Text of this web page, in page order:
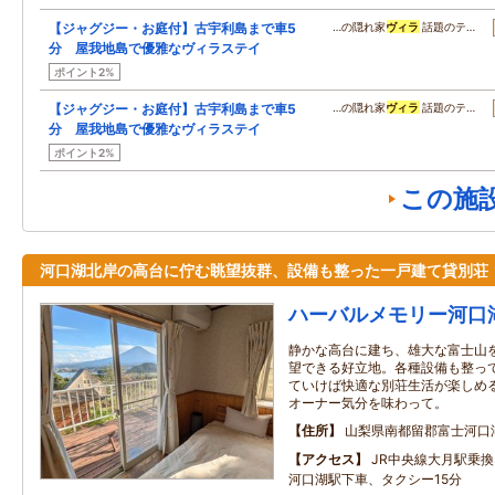
【ジャグジー・お庭付】古宇利島まで車5
分 屋我地島で優雅なヴィラステイ
ポイント2%
…の隠れ家ヴィラ 話題のテ…
【ジャグジー・お庭付】古宇利島まで車5
分 屋我地島で優雅なヴィラステイ
ポイント2%
…の隠れ家ヴィラ 話題のテ…
この施
河口湖北岸の高台に佇む眺望抜群、設備も整った一戸建て貸別荘
ハーバルメモリー河口
静かな高台に建ち、雄大な富士山
望できる好立地。各種設備も整っ
ていけば快適な別荘生活が楽しめ
オーナー気分を味わって。
住所
山梨県南都留郡富士河
アクセス
JR中央線大月駅乗
河口湖駅下車、タクシー15分